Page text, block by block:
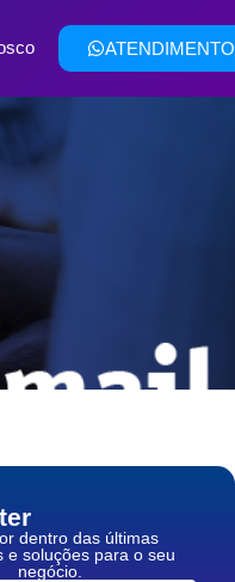
ATENDIMENTO
dentro das últimas
e soluções para o seu
negócio.